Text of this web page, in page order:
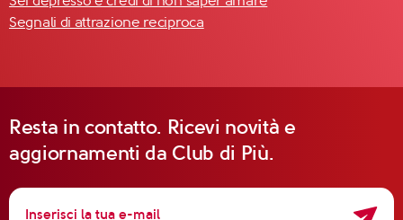
Segnali di attrazione reciproca
Resta in contatto. Ricevi novità e
aggiornamenti da Club di Più.